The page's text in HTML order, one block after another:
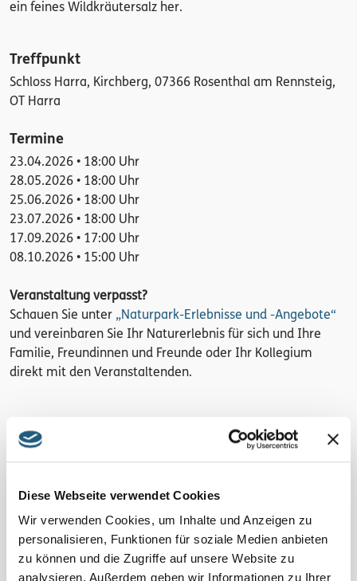
Diese Webseite verwendet Cookies
Wir verwenden Cookies, um Inhalte und Anzeigen zu
personalisieren, Funktionen für soziale Medien anbieten
zu können und die Zugriffe auf unsere Website zu
analysieren. Außerdem geben wir Informationen zu Ihrer
ein feines Wildkräutersalz her.
Treffpunkt
Schloss Harra, Kirchberg, 07366 Rosenthal am Rennsteig,
OT Harra
Termine
23.04.2026 • 18:00 Uhr
28.05.2026 • 18:00 Uhr
25.06.2026 • 18:00 Uhr
23.07.2026 • 18:00 Uhr
17.09.2026 • 17:00 Uhr
08.10.2026 • 15:00 Uhr
Veranstaltung verpasst?
Schauen Sie unter „Naturpark-Erlebnisse und -Angebote“
und vereinbaren Sie Ihr Naturerlebnis für sich und Ihre
Familie, Freundinnen und Freunde oder Ihr Kollegium
direkt mit den Veranstaltenden.
Details
2 Std.
Region
Kosten pro Person
15 Euro inkl. Skript